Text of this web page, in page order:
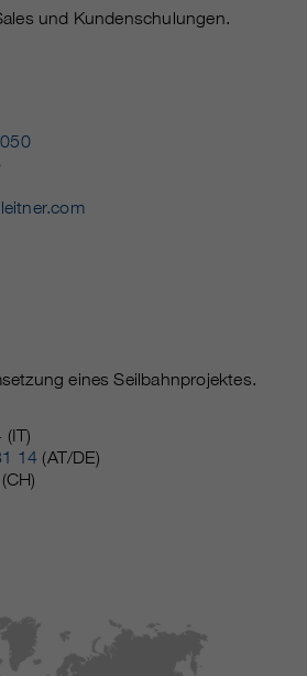
und Kundenschulungen.
eines Seilbahnprojektes.
(IT)
14 (AT/DE)
(CH)